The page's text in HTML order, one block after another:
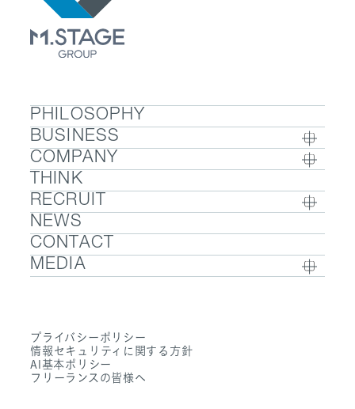
PHILOSOPHY
BUSINESS
BUSINESS TOP
- ウェルビーイング
- 医療人材
- 医業承継M&A
COMPANY
COMPANY TOP / グループ代表挨拶・会社概
要
- グループ企業一覧・事業拠点
- 数字で見るエムステージグループ
THINK
RECRUIT
RECRUIT TOP
- 採用メッセージ
- 社内制度
- 働く環境
- FAQ
NEWS
CONTACT
MEDIA
- Dr. アルなび
プライバシーポリシー
情報セキュリティに関する方針
AI基本ポリシー
フリーランスの皆様へ